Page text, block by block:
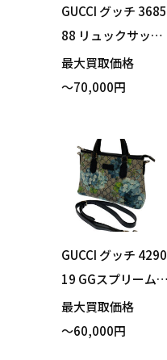
GUCCI グッチ 3685
88 リュックサック
バックパック ベー
ジュ 買い取りまし
最大買取価格
～70,000円
GUCCI グッチ 4290
19 GGスプリーム
ブルームス 2way
ショルダーバッグ
最大買取価格
～60,000円